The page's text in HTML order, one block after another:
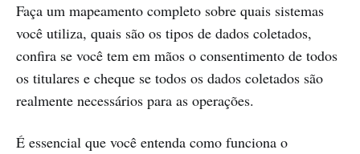
Faça um mapeamento completo sobre quais sistemas
você utiliza, quais são os tipos de dados coletados,
confira se você tem em mãos o consentimento de todos
os titulares e cheque se todos os dados coletados são
realmente necessários para as operações.
É essencial que você entenda como funciona o